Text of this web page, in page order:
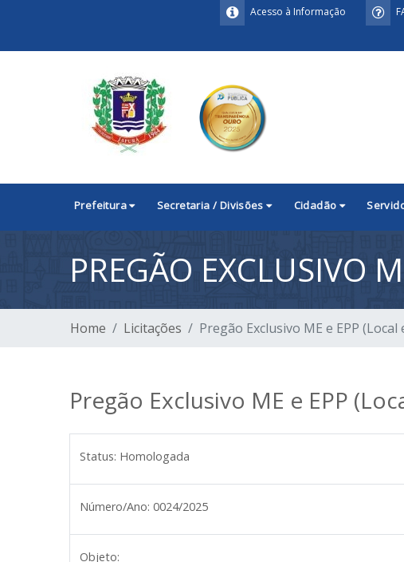
Acesso à Informação
Prefeitura Secretaria / Divisões Cidadão
PREGÃO EXCLUSIVO
Home Licitações Pregão Exclusivo ME e EPP
Pregão Exclusivo ME e EPP
Status: Homologada
Número/Ano: 0024/2025
Objeto: